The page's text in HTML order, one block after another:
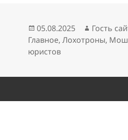
Опубликовано
05.08.2025 Автор
Гость
Главное,Лохотроны,
юристов